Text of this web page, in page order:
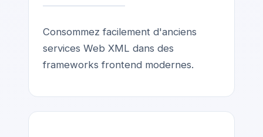
Consommez facilement d'anciens
services Web XML dans des
frameworks frontend modernes.